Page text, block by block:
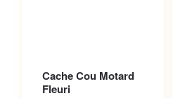
Cache Cou Motard
Fleuri